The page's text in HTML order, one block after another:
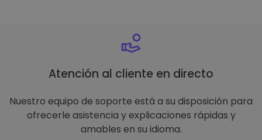
Atención al cliente en directo
Nuestro equipo de soporte está a su disposición para
ofrecerle asistencia y explicaciones rápidas y
amables en su idioma.